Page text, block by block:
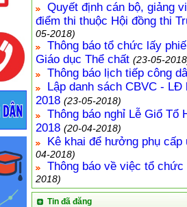
Quyết định cán bộ, giảng
điểm thi thuộc Hội đồng thi
05-2018)
Thông báo tổ chức lấy
Giáo dục Thể chất (23-05-
Thông báo lịch tiếp công
Lập danh sách CBVC -
2018 (23-05-2018)
Thông báo nghỉ Lễ Giổ Tổ
2018 (20-04-2018)
Kê khai để hưởng phụ cấp
04-2018)
Thông báo về việc tổ chức
2018)
Tin đã đăng